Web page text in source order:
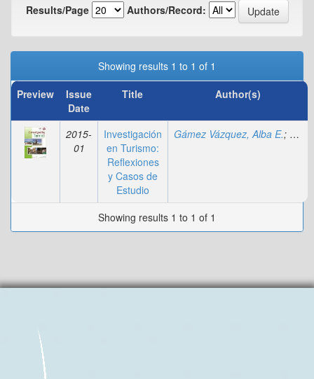
Results/Page
Authors/Record:
Showing results 1 to 1 of 1
Preview
Issue
Date
Title Author(s)
2015-
01
Investigación
en Turismo:
Reflexiones
y Casos de
Estudio
Gámez Vázquez, Alba E.;
Showing results 1 to 1 of 1